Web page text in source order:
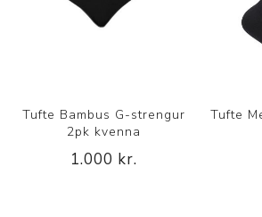
Tufte Bambus G-strengur
2pk kvenna
1.000 kr.
Tufte